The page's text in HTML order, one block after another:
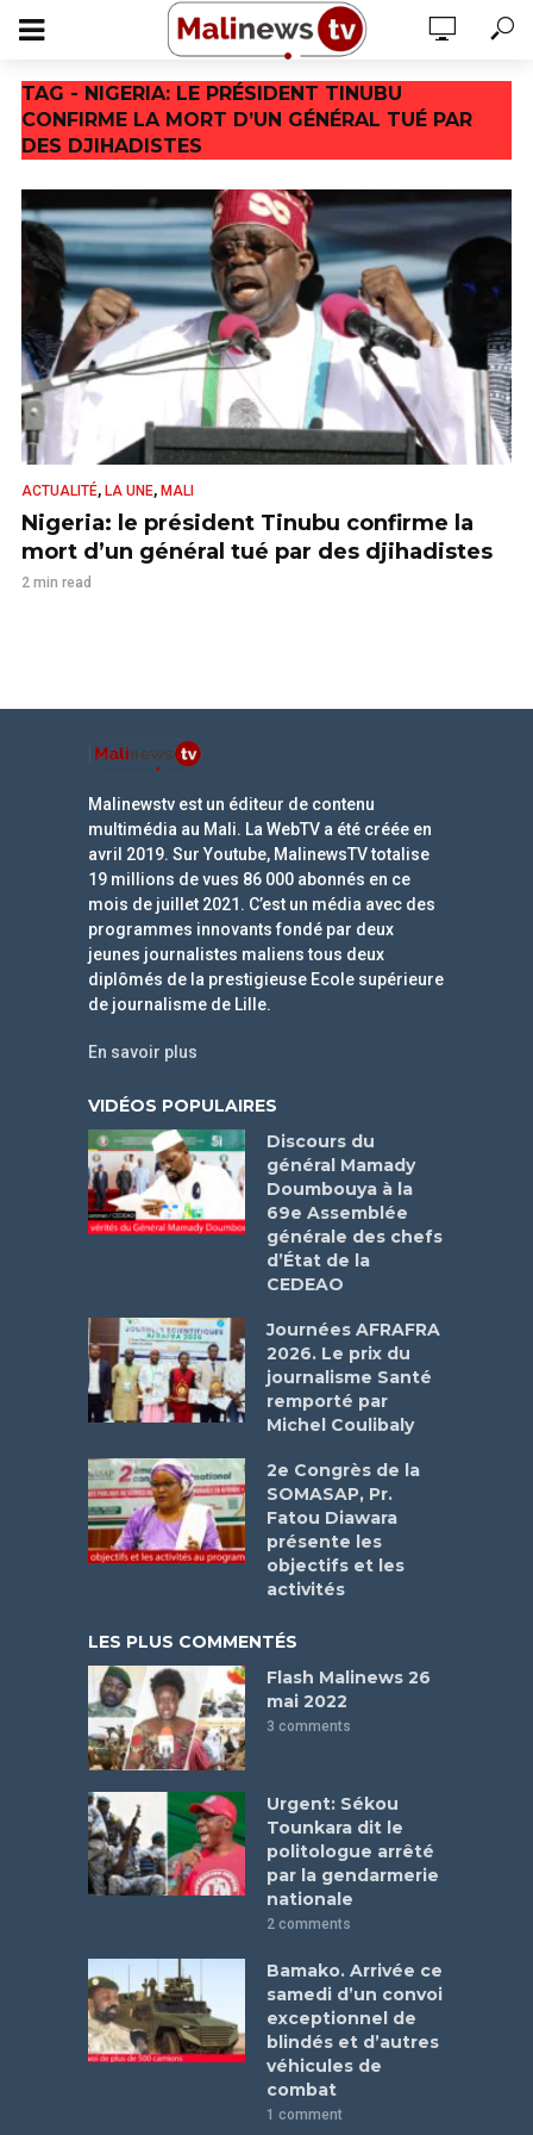
TAG - NIGERIA: LE PRÉSIDENT TINUBU
CONFIRME LA MORT D’UN GÉNÉRAL TUÉ PAR
DES DJIHADISTES
ACTUALITÉ, LA UNE, MALI
Nigeria: le président Tinubu confirme la
mort d’un général tué par des djihadistes
2 min read
Malinewstv est un éditeur de contenu
multimédia au Mali. La WebTV a été créée en
avril 2019. Sur Youtube, MalinewsTV totalise
19 millions de vues 86 000 abonnés en ce
mois de juillet 2021. C’est un média avec des
programmes innovants fondé par deux
jeunes journalistes maliens tous deux
diplômés de la prestigieuse Ecole supérieure
de journalisme de Lille.
En savoir plus
VIDÉOS POPULAIRES
Discours du
général Mamady
Doumbouya à la
69e Assemblée
générale des chefs
d’État de la
CEDEAO
Journées AFRAFRA
2026. Le prix du
journalisme Santé
remporté par
Michel Coulibaly
2e Congrès de la
SOMASAP, Pr.
Fatou Diawara
présente les
objectifs et les
activités
LES PLUS COMMENTÉS
Flash Malinews 26
mai 2022
3 comments
Urgent: Sékou
Tounkara dit le
politologue arrêté
par la gendarmerie
nationale
2 comments
Bamako. Arrivée ce
samedi d’un convoi
exceptionnel de
blindés et d’autres
véhicules de
combat
1 comment